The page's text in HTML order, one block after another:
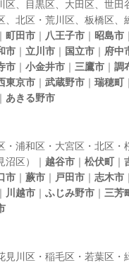
区 目黒区 大田区 世田
北区 ・ 荒川区 板橋区
町田市 ｜ 八王子市 ｜ 昭島市 ｜
市 ｜ 立川市 ｜ 国立市 ｜ 府中
市 ｜ 小金井市 ｜ 三鷹市 ｜ 調
東京市 ｜ 武蔵野市 ｜ 瑞穂町｜
あきる野市
・浦和区・大宮区・北区
沼区）｜ 越谷市 ｜ 松伏町｜
市 ｜ 蕨市 ｜ 戸田市 ｜ 志木市 ｜
｜ 川越市 ｜ ふじみ野市 ｜ 三芳
見川区・稲毛区・若葉区・